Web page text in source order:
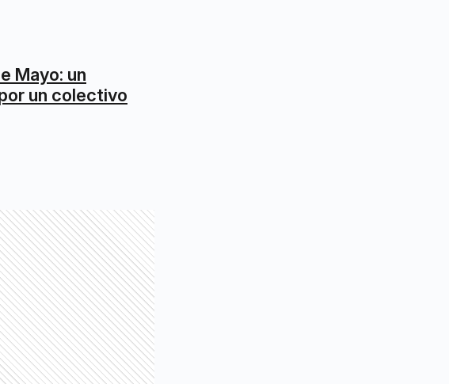
Mayo: un
un colectivo